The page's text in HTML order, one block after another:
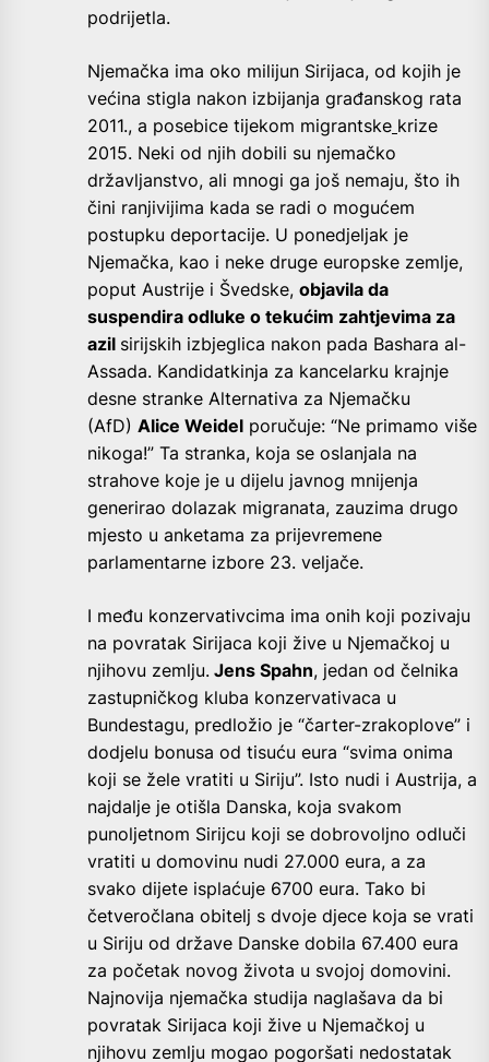
podrijetla.
Njemačka ima oko milijun Sirijaca, od kojih je
većina stigla nakon izbijanja građanskog rata
2011., a posebice tijekom migrantske krize
2015. Neki od njih dobili su njemačko
državljanstvo, ali mnogi ga još nemaju, što ih
čini ranjivijima kada se radi o mogućem
postupku deportacije. U ponedjeljak je
Njemačka, kao i neke druge europske zemlje,
poput Austrije i Švedske, objavila da
suspendira odluke o tekućim zahtjevima za
azil sirijskih izbjeglica nakon pada Bashara al-
Assada. Kandidatkinja za kancelarku krajnje
desne stranke Alternativa za Njemačku
(AfD) Alice Weidel poručuje: “Ne primamo više
nikoga!” Ta stranka, koja se oslanjala na
strahove koje je u dijelu javnog mnijenja
generirao dolazak migranata, zauzima drugo
mjesto u anketama za prijevremene
parlamentarne izbore 23. veljače.
I među konzervativcima ima onih koji pozivaju
na povratak Sirijaca koji žive u Njemačkoj u
njihovu zemlju. Jens Spahn, jedan od čelnika
zastupničkog kluba konzervativaca u
Bundestagu, predložio je “čarter-zrakoplove” i
dodjelu bonusa od tisuću eura “svima onima
koji se žele vratiti u Siriju”. Isto nudi i Austrija, a
najdalje je otišla Danska, koja svakom
punoljetnom Sirijcu koji se dobrovoljno odluči
vratiti u domovinu nudi 27.000 eura, a za
svako dijete isplaćuje 6700 eura. Tako bi
četveročlana obitelj s dvoje djece koja se vrati
u Siriju od države Danske dobila 67.400 eura
za početak novog života u svojoj domovini.
Najnovija njemačka studija naglašava da bi
povratak Sirijaca koji žive u Njemačkoj u
njihovu zemlju mogao pogoršati nedostatak